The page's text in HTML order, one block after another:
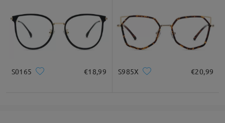
S0165 €18,99 S985X €20,99